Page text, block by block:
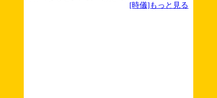
[時儀]もっと見る